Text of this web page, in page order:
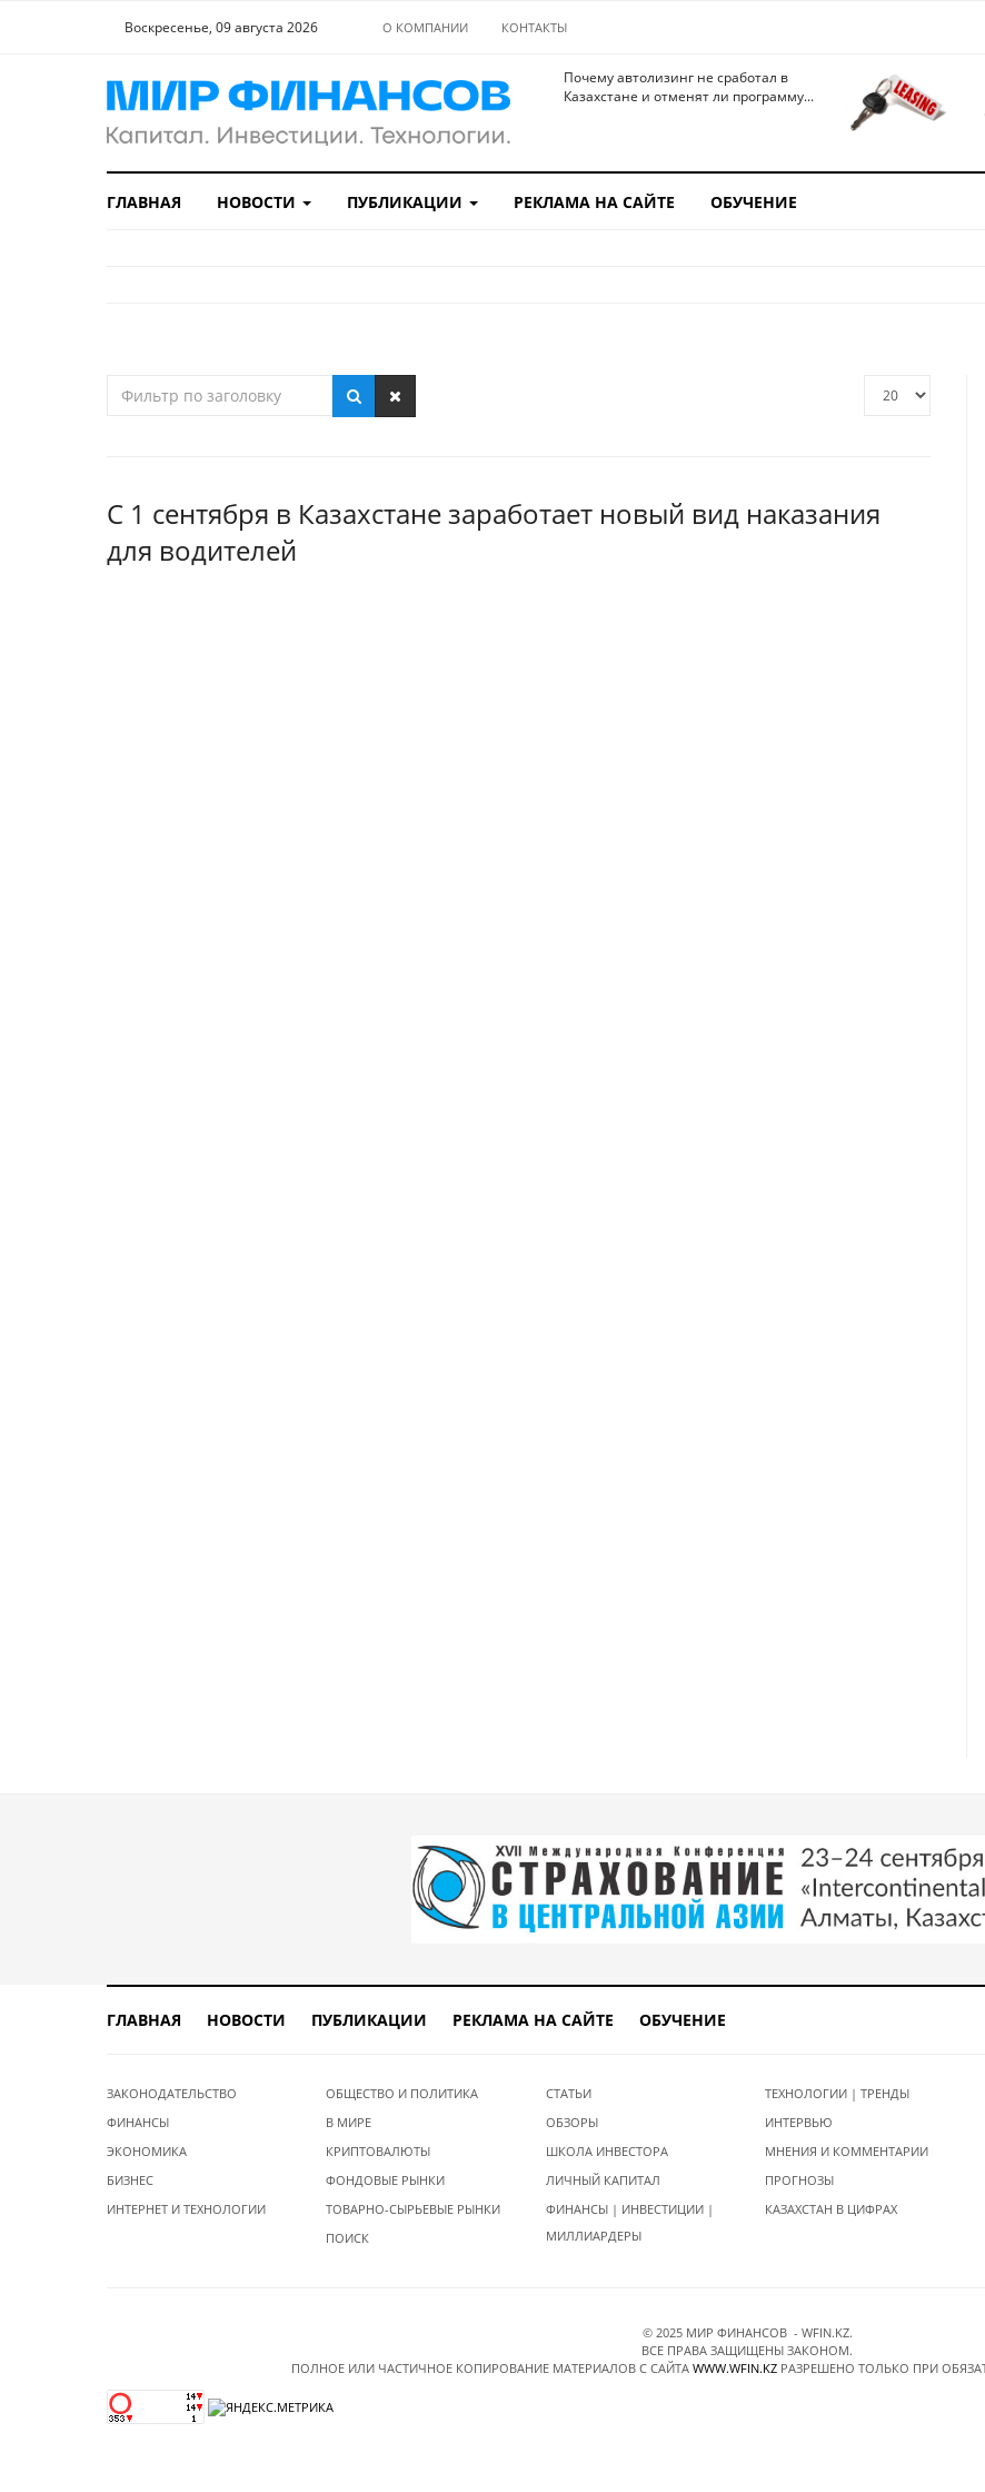
Воскресенье, 09 августа 2026 О КОМПАНИИ КОНТАКТЫ
Почему автолизинг не сработал в
Казахстане и отменят ли программу...
ГЛАВНАЯ НОВОСТИ ПУБЛИКАЦИИ РЕКЛАМА НА САЙТЕ ОБУЧЕНИЕ
С 1 сентября в Казахстане заработает новый вид наказания
для водителей
ГЛАВНАЯ НОВОСТИ ПУБЛИКАЦИИ РЕКЛАМА НА САЙТЕ ОБУЧЕНИЕ
ЗАКОНОДАТЕЛЬСТВО
ФИНАНСЫ
ЭКОНОМИКА
БИЗНЕС
ИНТЕРНЕТ И ТЕХНОЛОГИИ
ОБЩЕСТВО И ПОЛИТИКА
В МИРЕ
КРИПТОВАЛЮТЫ
ФОНДОВЫЕ РЫНКИ
ТОВАРНО-СЫРЬЕВЫЕ РЫНКИ
ПОИСК
СТАТЬИ
ОБЗОРЫ
ШКОЛА ИНВЕСТОРА
ЛИЧНЫЙ КАПИТАЛ
ФИНАНСЫ | ИНВЕСТИЦИИ |
МИЛЛИАРДЕРЫ
ТЕХНОЛОГИИ | ТРЕНДЫ
ИНТЕРВЬЮ
МНЕНИЯ И КОММЕНТАРИИ
ПРОГНОЗЫ
КАЗАХСТАН В ЦИФРАХ
© 2025 МИР ФИНАНСОВ - WFIN.KZ.
ВСЕ ПРАВА ЗАЩИЩЕНЫ ЗАКОНОМ.
ПОЛНОЕ ИЛИ ЧАСТИЧНОЕ КОПИРОВАНИЕ МАТЕРИАЛОВ C САЙТА WWW.WFIN.KZ РАЗРЕШЕНО ТОЛЬКО ПРИ